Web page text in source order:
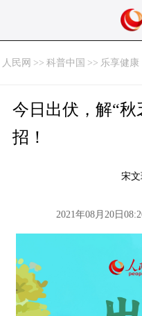
人民网 >> 科普中国 >> 乐享健康
今日出伏，解“秋
招！
宋
2021年08月20日